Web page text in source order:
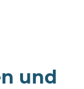
und